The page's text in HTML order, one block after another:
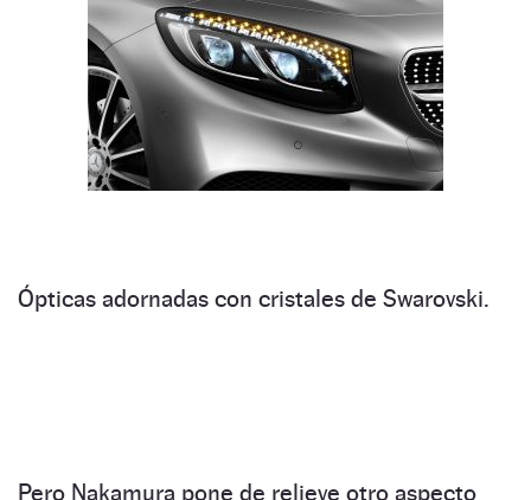
Ópticas adornadas con cristales de Swarovski.
Pero Nakamura pone de relieve otro aspecto